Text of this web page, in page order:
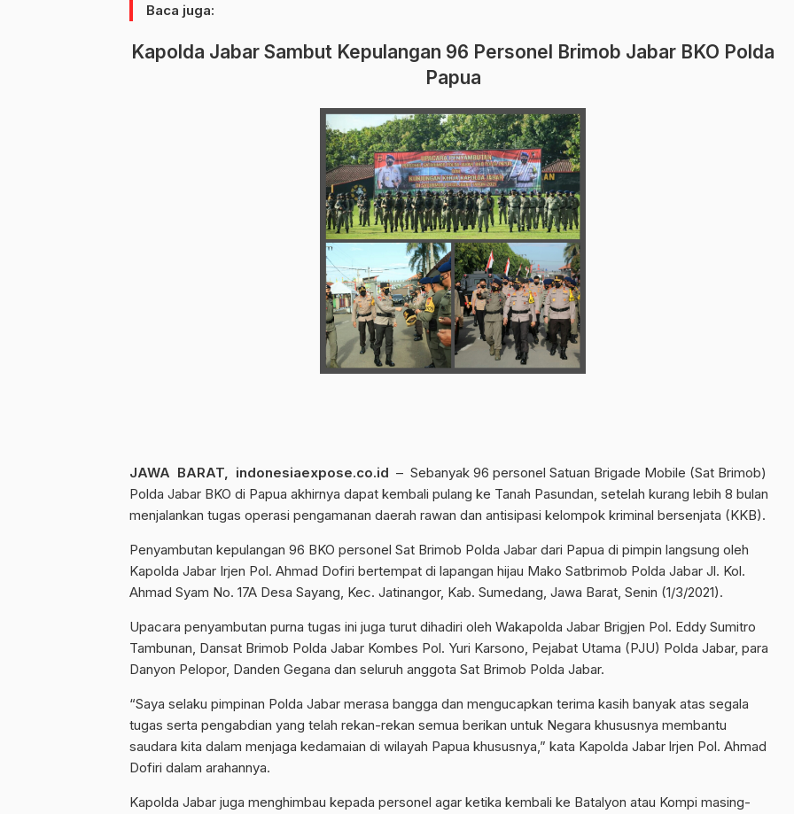
Baca juga:
Kapolda Jabar Sambut Kepulangan 96 Personel Brimob Jabar BKO Polda
Papua
JAWA BARAT, indonesiaexpose.co.id – Sebanyak 96 personel Satuan Brigade Mobile (Sat Brimob)
Polda Jabar BKO di Papua akhirnya dapat kembali pulang ke Tanah Pasundan, setelah kurang lebih 8 bulan
menjalankan tugas operasi pengamanan daerah rawan dan antisipasi kelompok kriminal bersenjata (KKB).
Penyambutan kepulangan 96 BKO personel Sat Brimob Polda Jabar dari Papua di pimpin langsung oleh
Kapolda Jabar Irjen Pol. Ahmad Dofiri bertempat di lapangan hijau Mako Satbrimob Polda Jabar Jl. Kol.
Ahmad Syam No. 17A Desa Sayang, Kec. Jatinangor, Kab. Sumedang, Jawa Barat, Senin (1/3/2021).
Upacara penyambutan purna tugas ini juga turut dihadiri oleh Wakapolda Jabar Brigjen Pol. Eddy Sumitro
Tambunan, Dansat Brimob Polda Jabar Kombes Pol. Yuri Karsono, Pejabat Utama (PJU) Polda Jabar, para
Danyon Pelopor, Danden Gegana dan seluruh anggota Sat Brimob Polda Jabar.
“Saya selaku pimpinan Polda Jabar merasa bangga dan mengucapkan terima kasih banyak atas segala
tugas serta pengabdian yang telah rekan-rekan semua berikan untuk Negara khususnya membantu
saudara kita dalam menjaga kedamaian di wilayah Papua khususnya,” kata Kapolda Jabar lrjen Pol. Ahmad
Dofiri dalam arahannya.
Kapolda Jabar juga menghimbau kepada personel agar ketika kembali ke Batalyon atau Kompi masing-